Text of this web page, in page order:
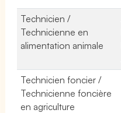
Technicien /
Technicienne en
alimentation animale
Technicien foncier /
Technicienne foncière
en agriculture